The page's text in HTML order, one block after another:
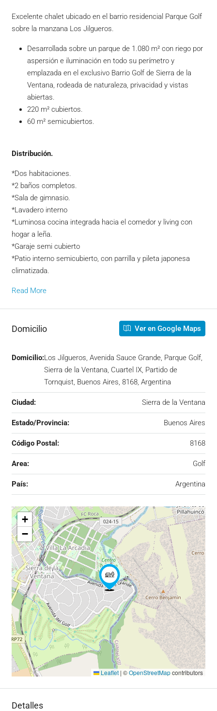
Excelente chalet ubicado en el barrio residencial Parque Golf
sobre la manzana Los Jilgueros.
Desarrollada sobre un parque de 1.080 m² con riego por
aspersión e iluminación en todo su perímetro y
emplazada en el exclusivo Barrio Golf de Sierra de la
Ventana, rodeada de naturaleza, privacidad y vistas
abiertas.
220 m² cubiertos.
60 m² semicubiertos.
Distribución.
*Dos habitaciones.
*2 baños completos.
*Sala de gimnasio.
*Lavadero interno
*Luminosa cocina integrada hacia el comedor y living con
hogar a leña.
*Garaje semi cubierto
*Patio interno semicubierto, con parrilla y pileta japonesa
climatizada.
Read More
Domicilio Ver en Google Maps
Domicilio:Los Jilgueros, Avenida Sauce Grande, Parque Golf,
Sierra de la Ventana, Cuartel IX, Partido de
Tornquist, Buenos Aires, 8168, Argentina
Ciudad: Sierra de la Ventana
Estado/Provincia: Buenos Aires
Código Postal: 8168
Area: Golf
País: Argentina
+
−
Leaflet | ©OpenStreetMapcontributors
Detalles